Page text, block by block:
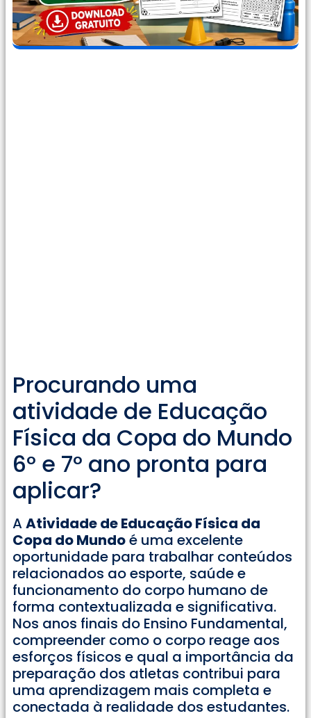
Procurando uma
atividade de Educação
Física da Copa do Mundo
6° e 7° ano pronta para
aplicar?
AAtividade de Educação Física da
Copa do Mundoé uma excelente
oportunidade para trabalhar conteúdos
relacionados ao esporte, saúde e
funcionamento do corpo humano de
forma contextualizada e significativa.
Nos anos finais do Ensino Fundamental,
compreender como o corpo reage aos
esforços físicos e qual a importância da
preparação dos atletas contribui para
uma aprendizagem mais completa e
conectada à realidade dos estudantes.